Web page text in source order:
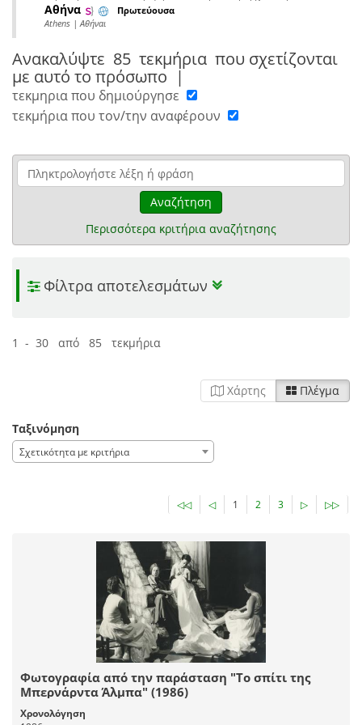
Αθήνα Πρωτεύουσα
Athens | Αθήναι
Ανακαλύψτε 85 τεκμήρια που σχετίζονται
με αυτό το πρόσωπο |
τεκμηρια που δημιούργησε
τεκμήρια που τον/την αναφέρουν
Αναζήτηση
Περισσότερα κριτήρια αναζήτησης
Φίλτρα αποτελεσμάτων
1 - 30 από 85 τεκμήρια
Χάρτης Πλέγμα
Ταξινόμηση
Σχετικότητα με κριτήρια
◁◁ ◁ 1 2 3 ▷ ▷▷
Φωτογραφία από την παράσταση "Το σπίτι της
Μπερνάρντα Άλμπα" (1986)
Χρονολόγηση